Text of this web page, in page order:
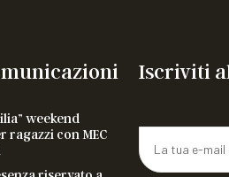
weekend
ragazzi con MEC
Iscriviti